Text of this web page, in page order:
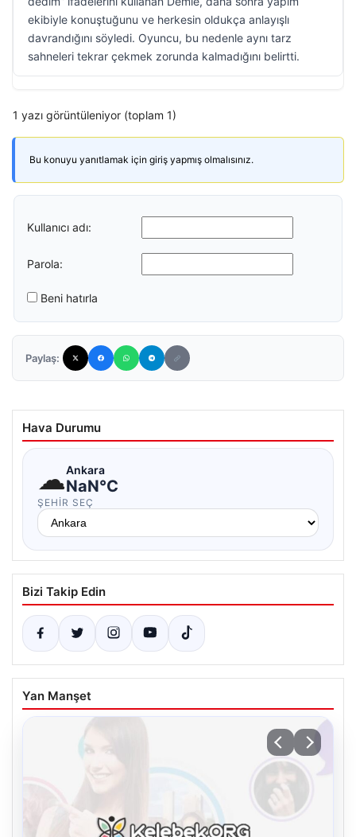
ekibiyle konuştuğunu ve herkesin oldukça anlayışlı
davrandığını söyledi. Oyuncu, bu nedenle aynı tarz
sahneleri tekrar çekmek zorunda kalmadığını belirtti.
1 yazı görüntüleniyor (toplam 1)
Bu konuyu yanıtlamak için giriş yapmış olmalısınız.
Kullanıcı adı:
Parola:
Beni hatırla
Paylaş:
Hava Durumu
☁Ankara
NaN°C
ŞEHIR SEÇ
Bizi Takip Edin
Yan Manşet